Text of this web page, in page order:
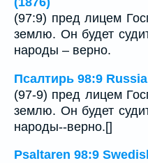
(97:9) пред лицем
землю. Он будет
народы – верно.
Псалтирь 98:9
(97-9) пред лицем
землю. Он будет
народы--верно.[]
Psaltaren 98:9